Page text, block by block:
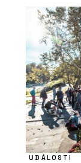
UDÁLOSTI